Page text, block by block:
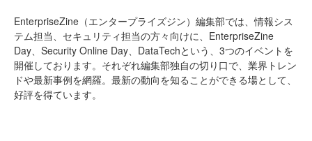
EnterpriseZine（エンタープライズジン）編集部では、情報シス
テム担当、セキュリティ担当の方々向けに、EnterpriseZine
Day、Security Online Day、DataTechという、3つのイベントを
開催しております。それぞれ編集部独自の切り口で、業界トレン
ドや最新事例を網羅。最新の動向を知ることができる場として、
好評を得ています。